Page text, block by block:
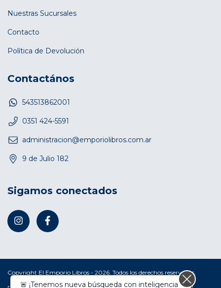
Nuestras Sucursales
Contacto
Política de Devolución
Contactános
543513862001
0351 424-5591
administracion@emporiolibros.com.ar
9 de Julio 182
Sigamos conectados
Copyright El Emporio Libros - 2026. Todos los derechos reservados.